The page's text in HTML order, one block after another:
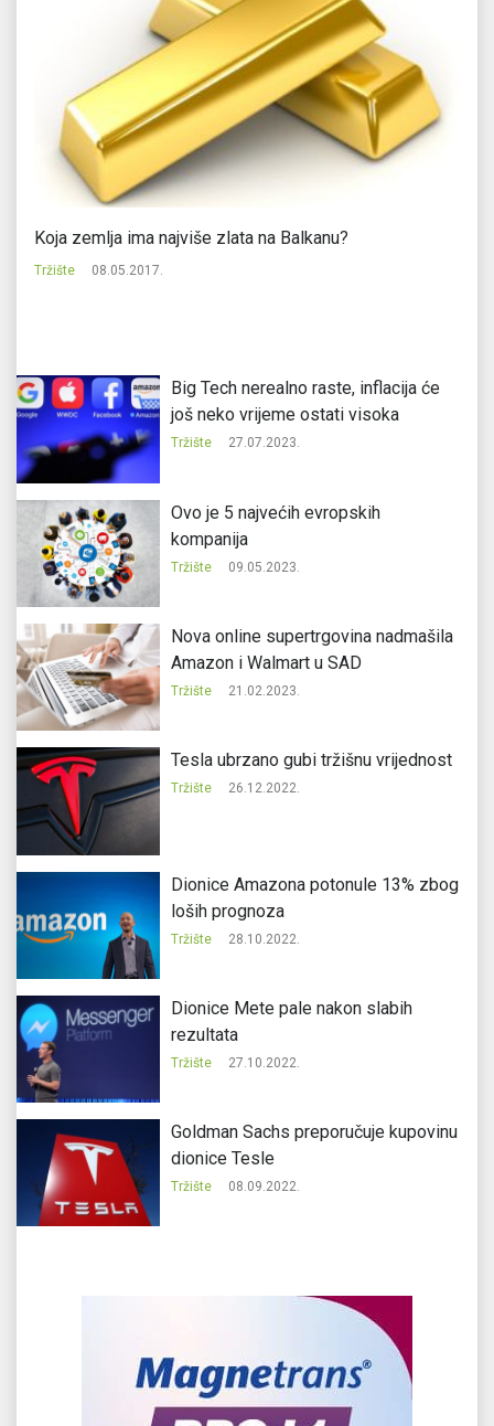
Koja zemlja ima najviše zlata na Balkanu?
Tržište 08.05.2017.
Big Tech nerealno raste, inflacija će
još neko vrijeme ostati visoka
Tržište 27.07.2023.
Ovo je 5 najvećih evropskih
kompanija
Tržište 09.05.2023.
Nova online supertrgovina nadmašila
Amazon i Walmart u SAD
Tržište 21.02.2023.
Tesla ubrzano gubi tržišnu vrijednost
Tržište 26.12.2022.
Dionice Amazona potonule 13% zbog
loših prognoza
Tržište 28.10.2022.
Dionice Mete pale nakon slabih
rezultata
Tržište 27.10.2022.
Goldman Sachs preporučuje kupovinu
dionice Tesle
Tržište 08.09.2022.